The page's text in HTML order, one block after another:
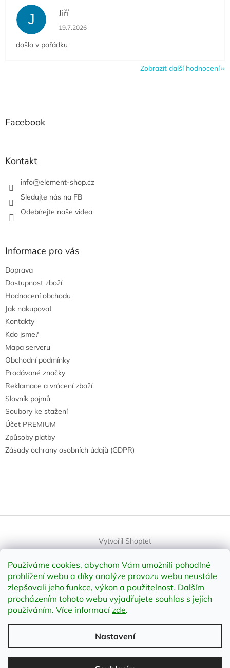
Používáme cookies, abychom Vám umožnili pohodlné
prohlížení webu a díky analýze provozu webu neustále
zlepšovali jeho funkce, výkon a použitelnost. Dalším
procházením tohoto webu vyjadřujete souhlas s jejich
používáním. Více informacízde.
Nastavení
J Jiří
Hodnocení obchodu je 5 z 5 hvězdiček.
19.7.2026
došlo v pořádku
Zobrazit další hodnocení
Facebook
Kontakt
info@element-shop.cz
Sledujte nás na FB
Odebírejte naše videa
Informace pro vás
Doprava
Dostupnost zboží
Hodnocení obchodu
Jak nakupovat
Kontakty
Kdo jsme?
Mapa serveru
Obchodní podmínky
Prodávané značky
Reklamace a vrácení zboží
Slovník pojmů
Soubory ke stažení
Účet PREMIUM
Způsoby platby
Zásady ochrany osobních údajů (GDPR)
Vytvořil Shoptet
Copyright 2026 element-shop.cz
. Všechna práva vyhrazena.
Upravit nastavení cookies